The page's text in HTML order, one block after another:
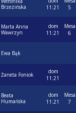
Brzezińska
11:21
5
Marta Anna
Wawrzyn
dom
11:21
Mesa
6
Ewa Bąk
Żaneta Foniok
dom
11:21
Beata
Humańska
dom
11:21
Mesa
7